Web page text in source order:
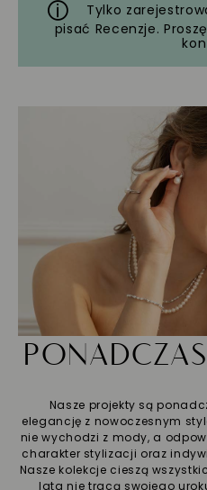
Tylko
pisać Recenzje. Proszę
Nasze projekty są
elegancję z nowoczesnym
nie wychodzi z mody, a
charakter stylizacji oraz
Nasze kolekcje cieszą
lata nie tracą swojego